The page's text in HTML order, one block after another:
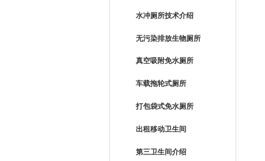
水冲厕所技术介绍
无污染排放生物厕所
真空吸附免水厕所
车载拖轮式厕所
打包袋式免水厕所
出租移动卫生间
第三卫生间介绍